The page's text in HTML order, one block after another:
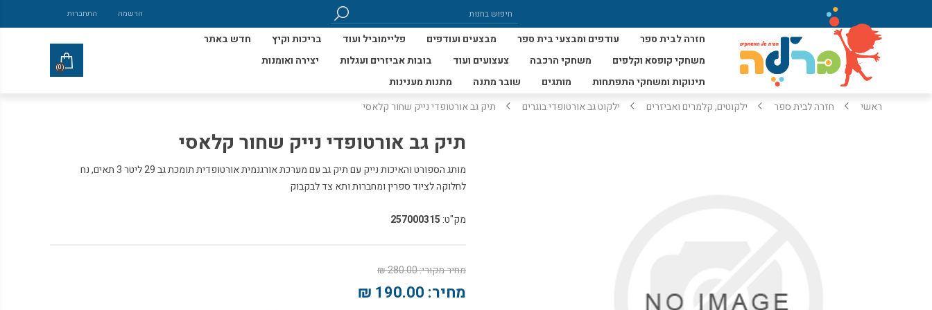
הרשמה התחברות
חזרה לבית ספר עודפים ומבצעי בית ספר מבצעים ועודפים פליימוביל ועוד בריכות וקיץ
חדש באתר
משחקי קופסא וקלפים
משחקי הרכבה צעצועים ועוד בובות אביזרים ועגלות
יצירה ואומנות
תינוקות ומשחקי התפתחות
מותגים שובר מתנה מתנות מענינות
(0)
ראשי חזרה לבית ספר ילקוטים, קלמרים ואביזרים ילקוט גב אורטופדי בוגרים תיק גב אורטופדי נייק שחור קלאסי
תיק גב אורטופדי נייק שחור קלאסי
מותג הספורט והאיכות נייק עם תיק גב עם מערכת אורגנמית אורטופדית תומכת גב 29 ליטר 3 תאים, נח
לחלוקה לציוד ספרין ומחברות ותא צד לבקבוק
מק"ט: 257000315
מחיר מקורי:280.00 ₪
מחיר: 190.00 ₪